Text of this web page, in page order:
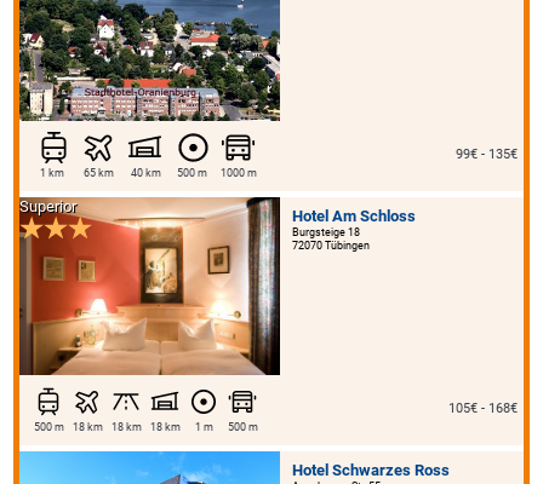
1 km 65 km 40 km 500 m 1000 m
99€ - 135€
Hotel Am Schloss
Burgsteige 18
72070 Tübingen
Superior
500 m 18 km 18 km 18 km 1 m 500 m
105€ - 168€
Hotel Schwarzes Ross